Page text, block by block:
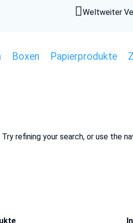
Weltweiter
Boxen Papierprodukte
refining your search, or use the